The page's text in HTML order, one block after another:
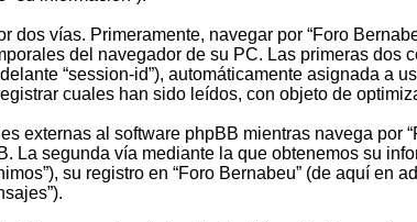
dos vías. Primeramente, navegar por “Foro
del navegador de su PC. Las primeras
“session-id”), automáticamente asignada a
cuales han sido leídos, con objeto de
externas al software phpBB mientras navega
La segunda vía mediante la que obtenemos su
su registro en “Foro Bernabeu” (de aquí